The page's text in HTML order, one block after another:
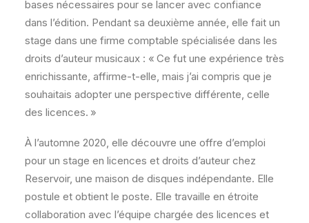
bases nécessaires pour se lancer avec confiance
dans l’édition. Pendant sa deuxième année, elle fait un
stage dans une firme comptable spécialisée dans les
droits d’auteur musicaux : « Ce fut une expérience très
enrichissante, affirme-t-elle, mais j’ai compris que je
souhaitais adopter une perspective différente, celle
des licences. »
À l’automne 2020, elle découvre une offre d’emploi
pour un stage en licences et droits d’auteur chez
Reservoir, une maison de disques indépendante. Elle
postule et obtient le poste. Elle travaille en étroite
collaboration avec l’équipe chargée des licences et